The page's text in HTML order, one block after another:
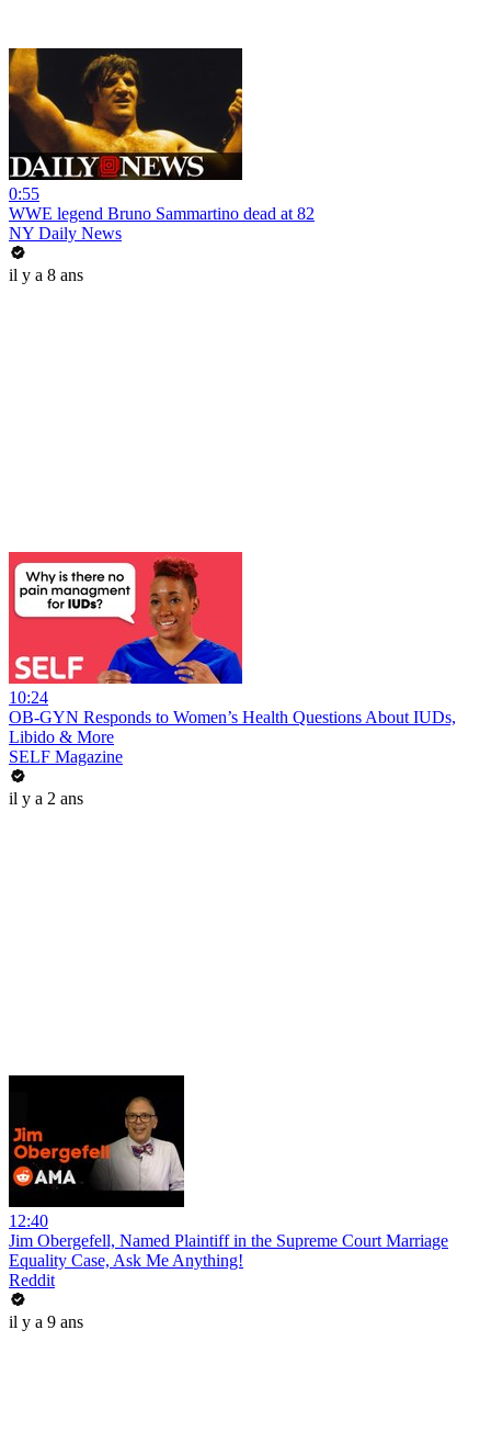
0:55
WWE legend Bruno Sammartino dead at 82
NY Daily News
il y a 8 ans
10:24
OB-GYN Responds to Women’s Health Questions About IUDs,
Libido & More
SELF Magazine
il y a 2 ans
12:40
Jim Obergefell, Named Plaintiff in the Supreme Court Marriage
Equality Case, Ask Me Anything!
Reddit
il y a 9 ans